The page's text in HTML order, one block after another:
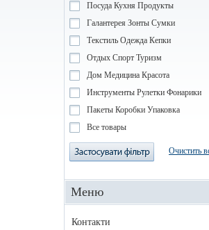
Посуда Кухня Продукты
Галантерея Зонты Сумки
Текстиль Одежда Кепки
Отдых Спорт Туризм
Дом Медицина Красота
Инструменты Рулетки Фонарики
Пакеты Коробки Упаковка
Все товары
Очистить
Меню
Контакти